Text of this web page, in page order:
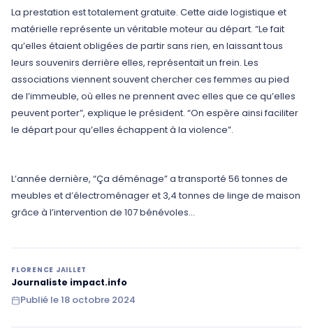
La prestation est totalement gratuite. Cette aide logistique et
matérielle représente un véritable moteur au départ. “Le fait
qu’elles étaient obligées de partir sans rien, en laissant tous
leurs souvenirs derrière elles, représentait un frein. Les
associations viennent souvent chercher ces femmes au pied
de l’immeuble, où elles ne prennent avec elles que ce qu’elles
peuvent porter”, explique le président. “On espère ainsi faciliter
le départ pour qu’elles échappent à la violence”.
L’année dernière, “Ça déménage” a transporté 56 tonnes de
meubles et d’électroménager et 3,4 tonnes de linge de maison
grâce à l’intervention de 107 bénévoles…
FLORENCE JAILLET
Journaliste impact.info
Publié le18 octobre 2024